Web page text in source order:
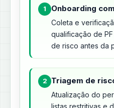
1 Onboarding
Coleta e
qualificação de
de risco antes da
2 Triagem de
Atualização do
listas restritivas e